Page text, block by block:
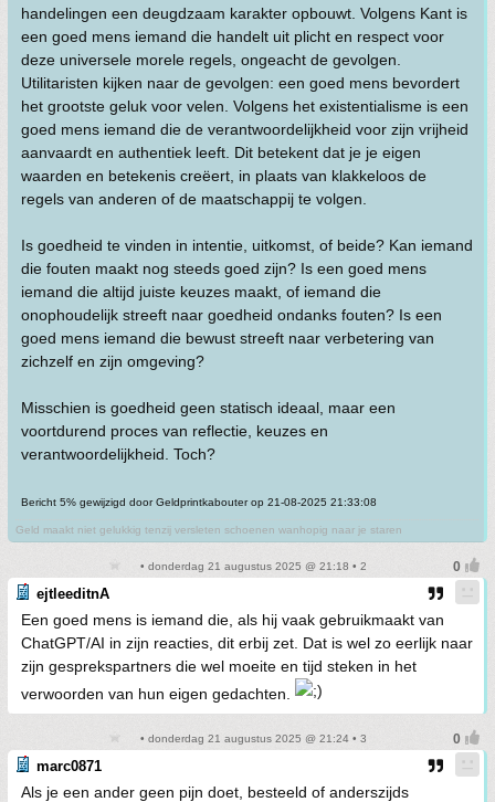
handelingen een deugdzaam karakter opbouwt. Volgens Kant is
een goed mens iemand die handelt uit plicht en respect voor
deze universele morele regels, ongeacht de gevolgen.
Utilitaristen kijken naar de gevolgen: een goed mens bevordert
het grootste geluk voor velen. Volgens het existentialisme is een
goed mens iemand die de verantwoordelijkheid voor zijn vrijheid
aanvaardt en authentiek leeft. Dit betekent dat je je eigen
waarden en betekenis creëert, in plaats van klakkeloos de
regels van anderen of de maatschappij te volgen.
Is goedheid te vinden in intentie, uitkomst, of beide? Kan iemand
die fouten maakt nog steeds goed zijn? Is een goed mens
iemand die altijd juiste keuzes maakt, of iemand die
onophoudelijk streeft naar goedheid ondanks fouten? Is een
goed mens iemand die bewust streeft naar verbetering van
zichzelf en zijn omgeving?
Misschien is goedheid geen statisch ideaal, maar een
voortdurend proces van reflectie, keuzes en
verantwoordelijkheid. Toch?
Bericht 5% gewijzigd door Geldprintkabouter op 21-08-2025 21:33:08
Geld maakt niet gelukkig tenzij versleten schoenen wanhopig naar je staren
• donderdag 21 augustus 2025 @ 21:18 • 2
ejtleeditnA
Een goed mens is iemand die, als hij vaak gebruikmaakt van
ChatGPT/AI in zijn reacties, dit erbij zet. Dat is wel zo eerlijk naar
zijn gesprekspartners die wel moeite en tijd steken in het
verwoorden van hun eigen gedachten.
• donderdag 21 augustus 2025 @ 21:24 • 3
marc0871
Als je een ander geen pijn doet, besteeld of anderszijds